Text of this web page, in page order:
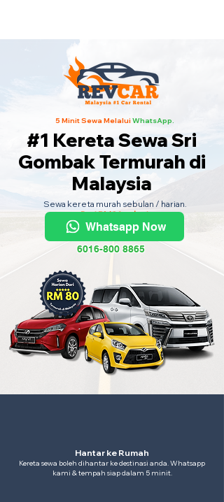
5 Minit Sewa MelaluiWhatsApp.
#1 Kereta Sewa Sri
Gombak Termurah di
Malaysia
Sewa kereta murah sebulan / harian.
Dari RM80 sehari.
Whatsapp Now
6016-800 8865
Hantar ke Rumah
Kereta sewa boleh dihantar ke destinasi anda. Whatsapp
kami & tempah siap dalam 5 minit.